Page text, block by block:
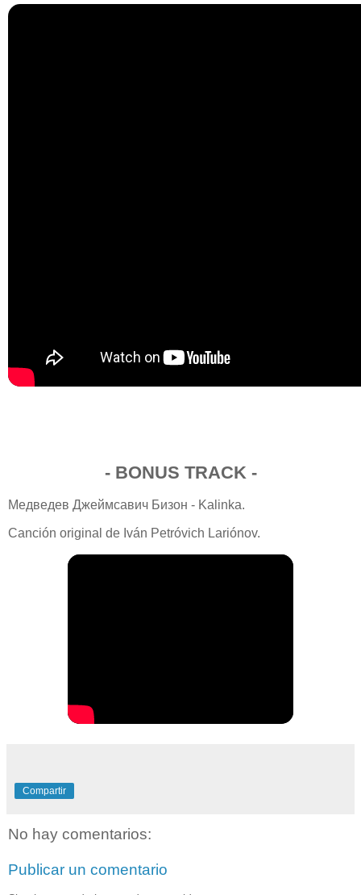
- BONUS TRACK -
Медведев Джеймсавич Бизон - Kalinka.
Canción original de Iván Petróvich Lariónov.
Compartir
No hay comentarios:
Publicar un comentario